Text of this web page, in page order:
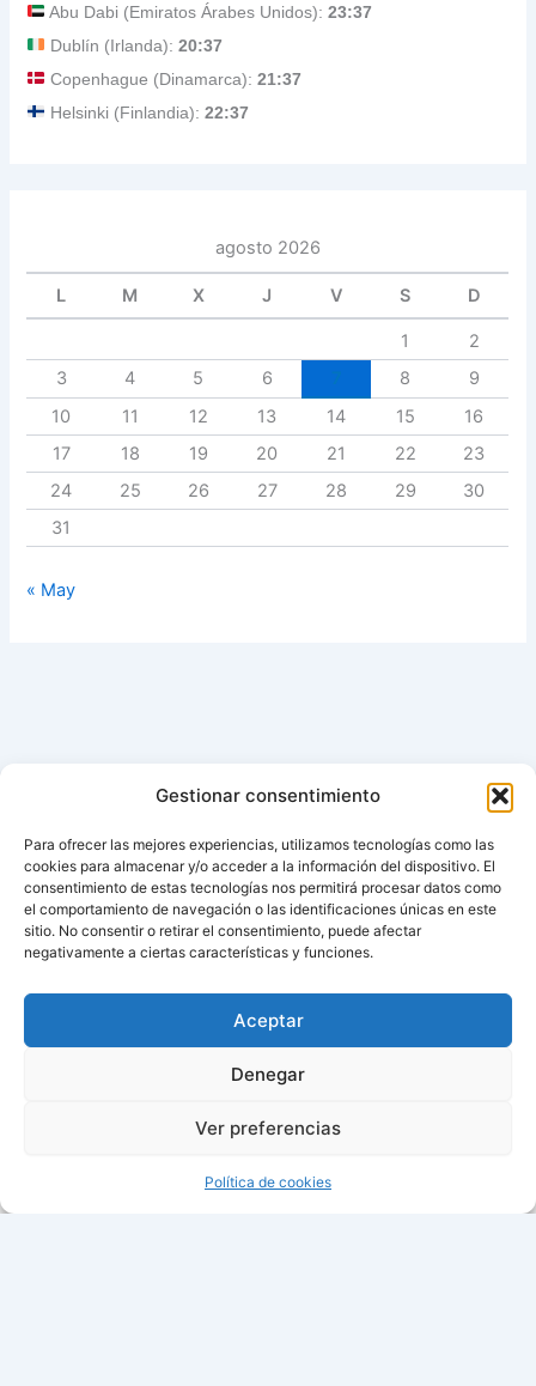
Gestionar consentimiento
Para ofrecer las mejores experiencias, utilizamos tecnologías como las
cookies para almacenar y/o acceder a la información del dispositivo. El
consentimiento de estas tecnologías nos permitirá procesar datos como
el comportamiento de navegación o las identificaciones únicas en este
sitio. No consentir o retirar el consentimiento, puede afectar
negativamente a ciertas características y funciones.
Aceptar
Denegar
Ver preferencias
Política de cookies
Abu Dabi (Emiratos Árabes Unidos):23:37
Dublín (Irlanda):20:37
Copenhague (Dinamarca):21:37
Helsinki (Finlandia):22:37
agosto 2026
L M X J V S D
1
2
3
4 5 6 8
9
10
11 12 13 14 15
16
17
18 19 20 21 22
23
24
25 26 27 28 29
30
31
« May
Contacto